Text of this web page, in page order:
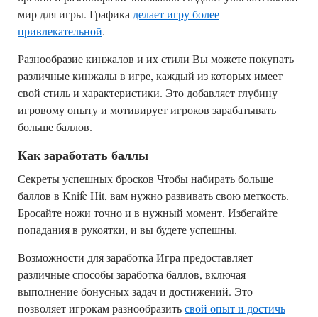
мир для игры. Графика делает игру более
привлекательной.
Разнообразие кинжалов и их стили Вы можете покупать
различные кинжалы в игре, каждый из которых имеет
свой стиль и характеристики. Это добавляет глубину
игровому опыту и мотивирует игроков зарабатывать
больше баллов.
Как заработать баллы
Секреты успешных бросков Чтобы набирать больше
баллов в Knife Hit, вам нужно развивать свою меткость.
Бросайте ножи точно и в нужный момент. Избегайте
попадания в рукоятки, и вы будете успешны.
Возможности для заработка Игра предоставляет
различные способы заработка баллов, включая
выполнение бонусных задач и достижений. Это
позволяет игрокам разнообразитьсвой опыт и достичь